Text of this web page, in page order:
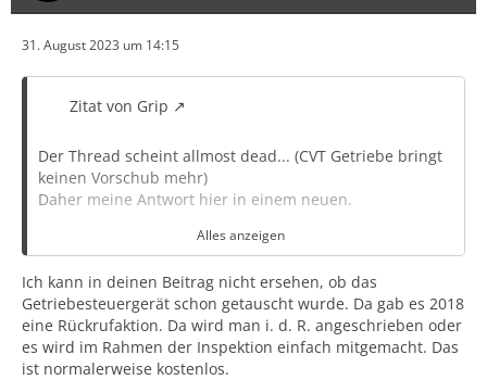
31. August 2023 um 14:15
Zitat von Grip
Der Thread scheint allmost dead... (CVT Getriebe bringt
keinen Vorschub mehr)
Daher meine Antwort hier in einem neuen.
Ich glaube, aus Beobachtung und Erfahrung mit
meinem Kizashi 4x4 (bisher ca. 165Tkm) Substanzielles
dazu sagen zu können, wenn auch ohne letzte
Gewissheit - es sind alles meine persönlichen
Mutmaßungen.
Alles anzeigen
Ich kann in deinen Beitrag nicht ersehen, ob das
Getriebesteuergerät schon getauscht wurde. Da gab es 2018
eine Rückrufaktion. Da wird man i. d. R. angeschrieben oder
es wird im Rahmen der Inspektion einfach mitgemacht. Das
ist normalerweise kostenlos.